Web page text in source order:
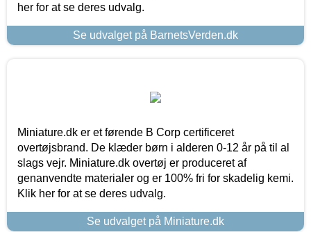
her for at se deres udvalg.
Se udvalget på BarnetsVerden.dk
Miniature.dk er et førende B Corp certificeret
overtøjsbrand. De klæder børn i alderen 0-12 år på til al
slags vejr. Miniature.dk overtøj er produceret af
genanvendte materialer og er 100% fri for skadelig kemi.
Klik her for at se deres udvalg.
Se udvalget på Miniature.dk